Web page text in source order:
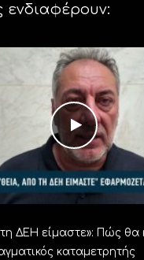
ενδιαφέρουν:
ΔΕΗ είμαστε»: Πώς θα
καταμετρητής